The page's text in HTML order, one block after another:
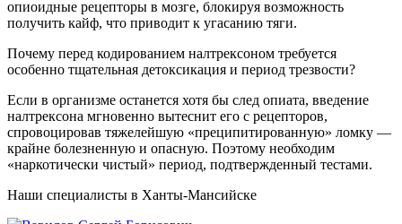
опиоидные рецепторы в мозге, блокируя возможность
получить кайф, что приводит к угасанию тяги.
Почему перед кодированием налтрексоном требуется
особенно тщательная детоксикация и период трезвости?
Если в организме останется хотя бы след опиата, введение
налтрексона мгновенно вытеснит его с рецепторов,
спровоцировав тяжелейшую «преципитированную» ломку —
крайне болезненную и опасную. Поэтому необходим
«наркотически чистый» период, подтвержденный тестами.
Наши специалисты в Ханты-Мансийске